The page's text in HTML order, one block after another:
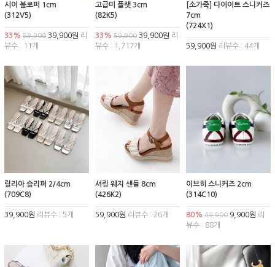
시어 블로퍼 1cm
(312V5)
33% 59,900 39,900원 리
뷰수 : 11개
고급미 플랫 3cm
(82K5)
33% 59,90039,900원 리
뷰수 : 1,717개
[소가죽] 다이어트 스니커즈
7cm
(724X1)
59,900원 리뷰수 : 44개
릴리아 슬리퍼 2/4cm
(709C8)
39,900원 리뷰수 : 5개
셔링 웨지 샌들 8cm
(426K2)
59,900원 리뷰수 : 26개
이브히 스니커즈 2cm
(314C10)
80% 49,9009,900원 리
뷰수 : 88개